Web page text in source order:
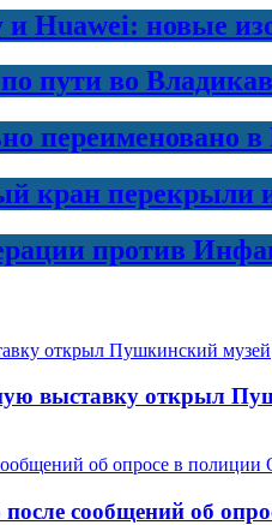
и Huawei: новые
пути во
переименовано в
кран перекрыли
против
выставку открыл
сообщений об